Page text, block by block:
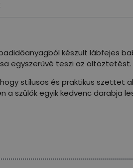
készült lábfejes
egyszerűvé teszi az öltöztetést.
stílusos és praktikus szettet
a szülők egyik kedvenc darabja